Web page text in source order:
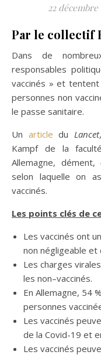
22 décembre
Par le collectif
Dans de nombreux pays, la presse et certains
responsables
vaccinés » et
personnes non
le passe sanitaire.
Un articledu Lancet
Kampf de la
Allemagne,
selon laquelle on
vaccinés.
Les points clés de
Les vaccinés ont
non négligeable et
Les charges
les non–vaccinés.
En Allemagne, 54
personnes
Les vaccinés
de la Covid-19 et
Les vaccinés